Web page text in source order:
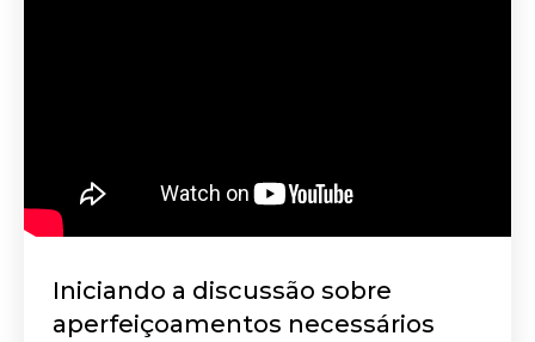
Iniciando a discussão sobre
aperfeiçoamentos necessários